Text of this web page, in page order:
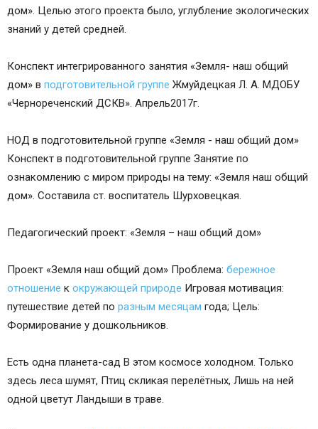
дом». Целью этого проекта было, углубление экологических
знаний у детей средней.
Конспект интегрированного занятия «Земля- наш общий
дом» в подготовительной группе Жмуйдецкая Л. А. МДОБУ
«Чернореченский ДСКВ». Апрель2017г.
НОД в подготовительной группе «Земля - наш общий дом»
Конспект в подготовительной группе Занятие по
ознакомлению с миром природы на тему: «Земля наш общий
дом». Составила ст. воспитатель Шурховецкая.
Педагогический проект: «Земля – наш общий дом»
Проект «Земля наш общий дом» Проблема: бережное
отношение к окружающей природе Игровая мотивация:
путешествие детей по разным месяцам года; Цель:
Формирование у дошкольников.
Есть одна планета-сад В этом космосе холодном. Только
здесь леса шумят, Птиц скликая перелётных, Лишь на ней
одной цветут Ландыши в траве.